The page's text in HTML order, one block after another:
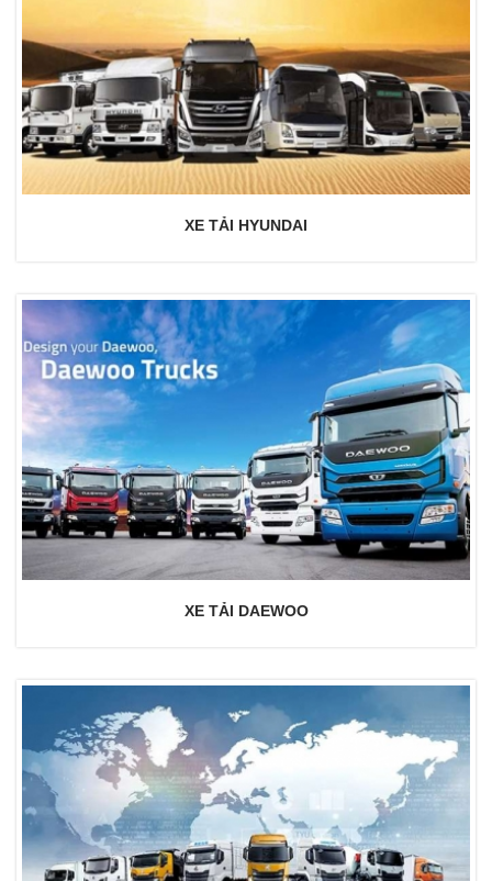
XE TẢI HYUNDAI
XE TẢI DAEWOO